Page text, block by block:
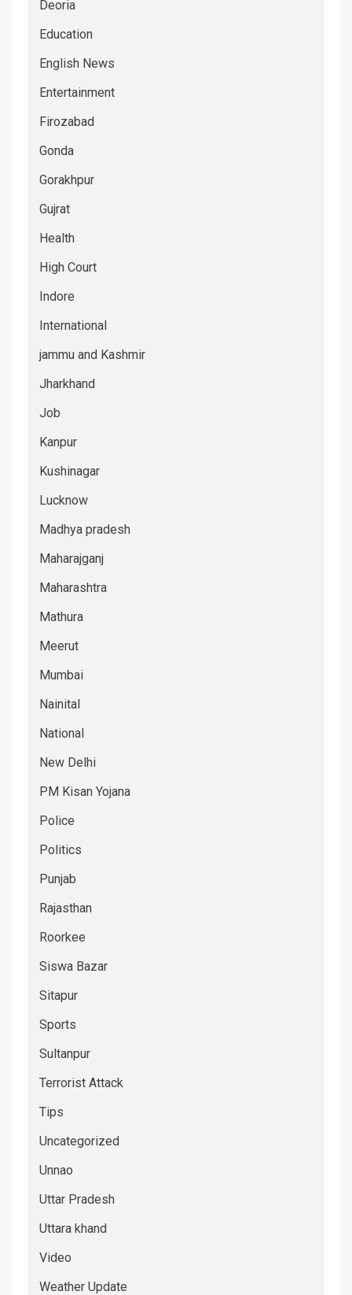
Deoria
Education
English News
Entertainment
Firozabad
Gonda
Gorakhpur
Gujrat
Health
High Court
Indore
International
jammu and Kashmir
Jharkhand
Job
Kanpur
Kushinagar
Lucknow
Madhya pradesh
Maharajganj
Maharashtra
Mathura
Meerut
Mumbai
Nainital
National
New Delhi
PM Kisan Yojana
Police
Politics
Punjab
Rajasthan
Roorkee
Siswa Bazar
Sitapur
Sports
Sultanpur
Terrorist Attack
Tips
Uncategorized
Unnao
Uttar Pradesh
Uttara khand
Video
Weather Update